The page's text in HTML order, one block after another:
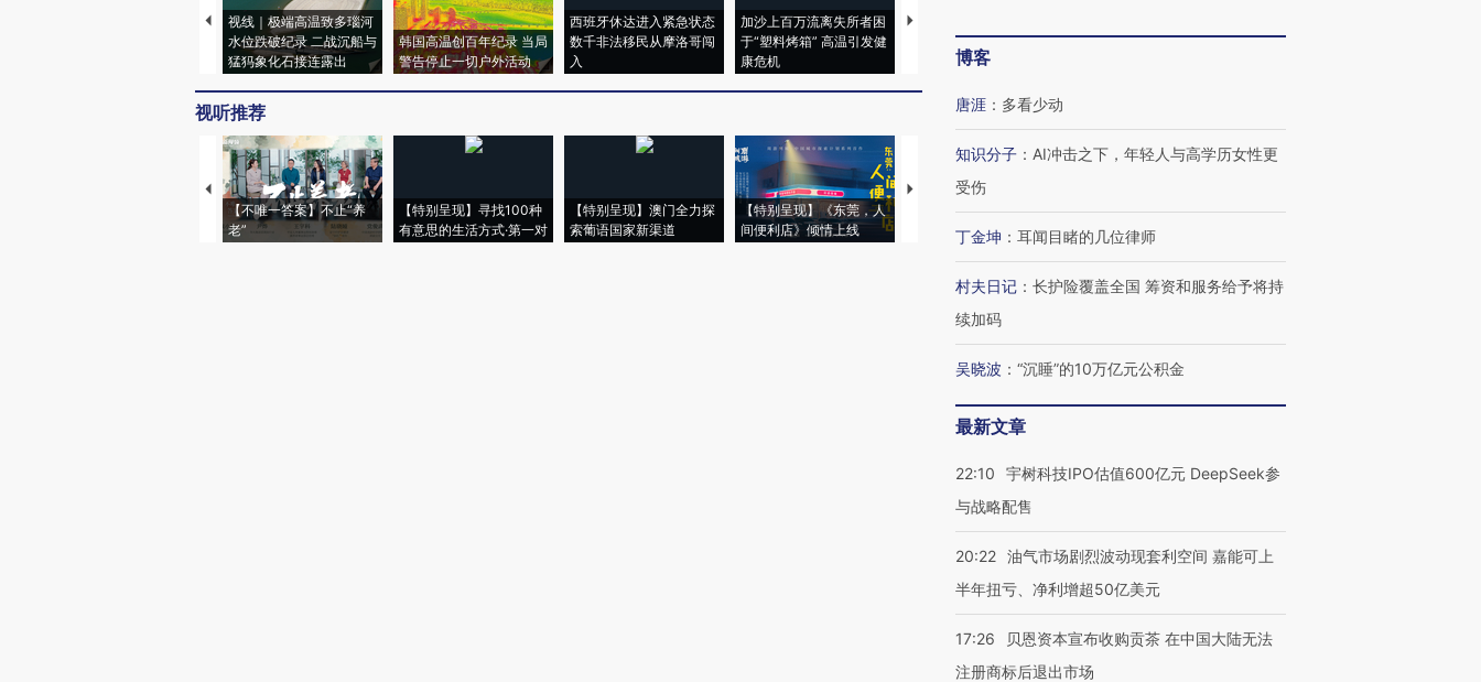
视线｜极端高温致多瑙河
水位跌破纪录 二战沉船与
猛犸象化石接连露出
韩国高温创百年纪录 当局
警告停止一切户外活动
西班牙休达进入紧急状态
数千非法移民从摩洛哥闯
入
加沙上百万流离失所者困
于“塑料烤箱” 高温引发健
康危机
视线｜HYROX的吸金
术：是什么让中产们甘
心“花钱找虐”？
粒摇头丸 尿检体内含3种
度Z世代 用街头抗争将教
视听推荐
【不唯一答案】不止“养
老”
【特别呈现】寻找100种
有意思的生活方式·第一对
【特别呈现】澳门全力探
索葡语国家新渠道
【特别呈现】《东莞，人
间便利店》倾情上线
【推广】走进第四届链博
会，让数智科技“链”接产
【特别呈现】寻找100种
有意思的生活方式·第三对
CFO：不靠规模取胜，华
博客
唐涯 ： 多看少动
知识分子 ： AI冲击之下，年轻人与高学历女性更
受伤
丁金坤 ： 耳闻目睹的几位律师
村夫日记 ： 长护险覆盖全国 筹资和服务给予将持
续加码
吴晓波 ： “沉睡”的10万亿元公积金
最新文章
22:10
宇树科技IPO估值600亿元 DeepSeek参
与战略配售
20:22 油气市场剧烈波动现套利空间 嘉能可上
半年扭亏、净利增超50亿美元
17:26
贝恩资本宣布收购贡茶 在中国大陆无法
注册商标后退出市场